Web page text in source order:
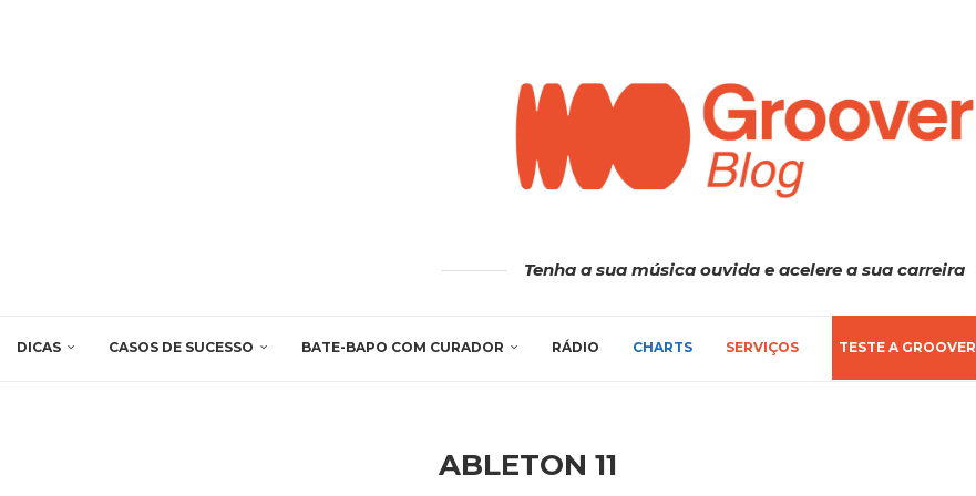
Tenha a sua música ouvida e acelere a sua carreira
DICAS CASOS DE SUCESSO BATE-BAPO COM CURADOR RÁDIO CHARTS SERVIÇOS TESTE A GROOVER
ABLETON 11